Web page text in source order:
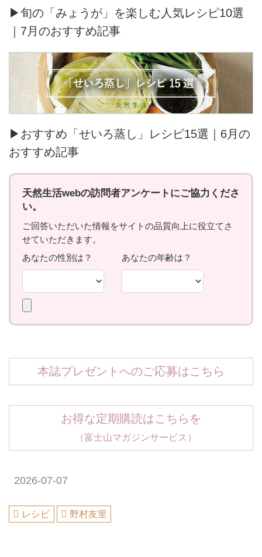
▶旬の「みょうが」を楽しむ人気レシピ10選
｜7月のおすすめ記事
▶おすすめ「せいろ蒸し」レシピ15選｜6月の
おすすめ記事
本誌プレゼントへのご応募はこちら
お得な定期購読はこちらを
（富士山マガジンサービス）
2026-07-07
レシピ 野村友里